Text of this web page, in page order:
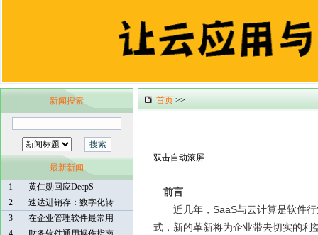
新闻搜索
最新新闻
1
黄仁勋回应DeepS
2
速达进销存：数字化转
3
在企业管理软件最常用
首页 >>
双击自动滚屏
前言
近几年，SaaS与云计算是软件行
式，新的革新将为企业带去切实的利